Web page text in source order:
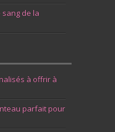
de la
à offrir à
parfait pour